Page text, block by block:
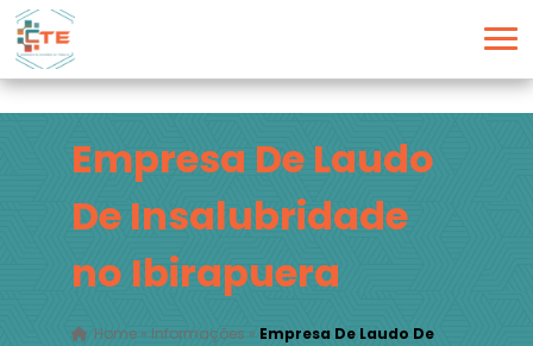
Empresa De Laudo
De Insalubridade
no Ibirapuera
Home» Informações » Empresa De Laudo De